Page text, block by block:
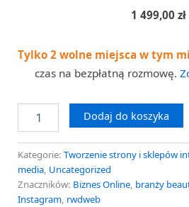
1 499,00 zł
Tylko 2 wolne miejsca w tym
czas na bezpłatną rozmowę.
Dodaj do koszyka
Kategorie: Tworzenie strony i sklepów
media, Uncategorized
Znaczników: Biznes Online, branży
Instagram, rwdweb